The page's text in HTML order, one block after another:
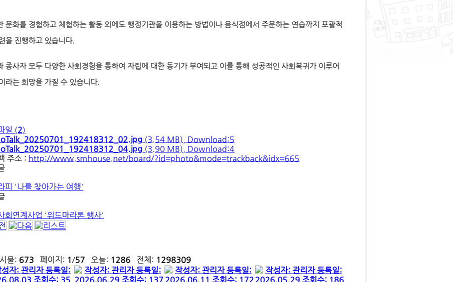
문화를 경험하고 체험하는 활동 외에도 행정기관을 이용하는 방법이나 음식점에서 주문하는 연습까지 포괄적
을 진행하고 있습니다.
종사자 모두 다양한 사회경험을 통하여 자립에 대한 동기가 부여되고 이를 통해 성공적인 사회복귀가 이루어
라는 희망을 가질 수 있습니다.
일 (2)
(3.54 MB), Download:5
(3.90 MB), Download:4
주소 : http://www.smhouse.net/board/?id=photo&mode=trackback&idx=665
피 '나를 찾아가는 여행'
회연계사업 '위드마라톤 행사'
물: 673 페이지: 1 /57 오늘: 1286 전체: 1298309